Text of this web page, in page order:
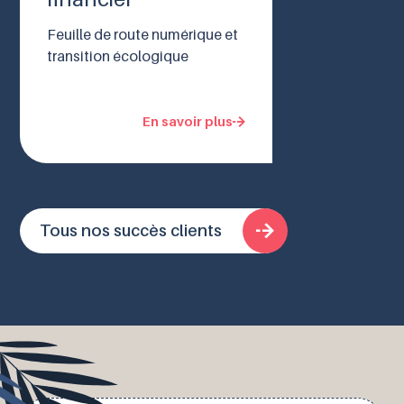
Feuille de route numérique et
transition écologique
En savoir plus
Tous nos succès clients